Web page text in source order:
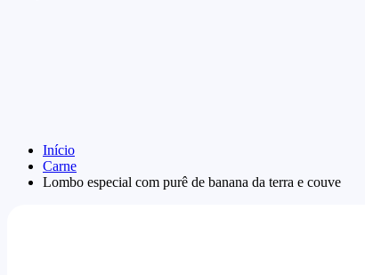
Início
Carne
Lombo especial com purê de banana da terra e couve